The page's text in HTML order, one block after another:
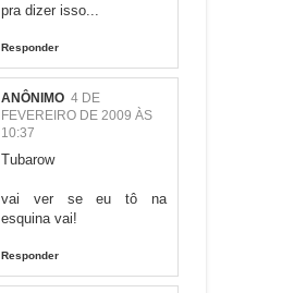
pra dizer isso...
Responder
ANÔNIMO 4 DE
FEVEREIRO DE 2009 ÀS
10:37
Tubarow
vai ver se eu tô na
esquina vai!
Responder